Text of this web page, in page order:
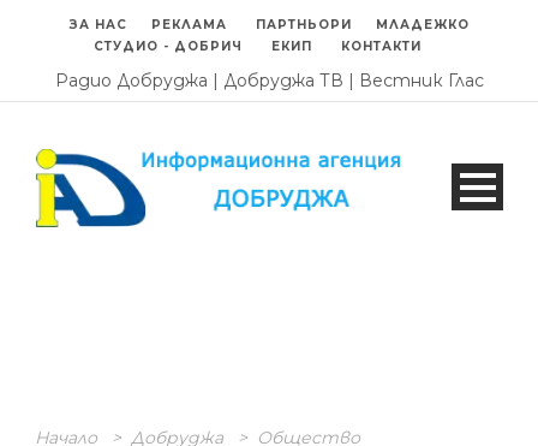
ЗА НАС РЕКЛАМА ПАРТНЬОРИ
МЛАДЕЖКО
СТУДИО - ДОБРИЧ
ЕКИП КОНТАКТИ
Радио Добруджа | Добруджа ТВ | Вестник Глас
Начало > Добруджа > Общество